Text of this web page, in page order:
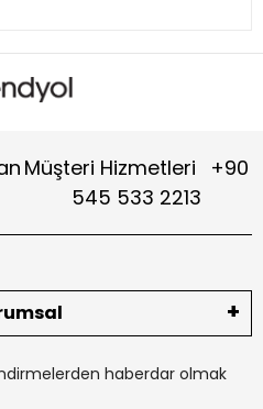
Müşteri Hizmetleri
+90
545 533 2213
haberdar olmak